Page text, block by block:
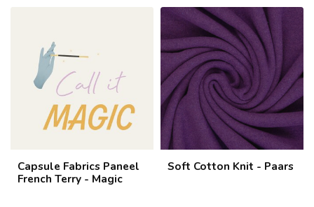
Capsule Fabrics Paneel
French Terry - Magic
Soft Cotton Knit - Paars